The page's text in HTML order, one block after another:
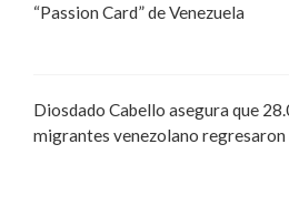
“Passion Card” de Venezuela
Diosdado Cabello asegura que
migrantes venezolano regresaron